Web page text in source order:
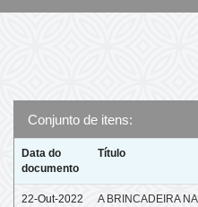
Conjunto de itens:
Data do
documento
Título
22-Out-2022
A BRINCADEIRA NA